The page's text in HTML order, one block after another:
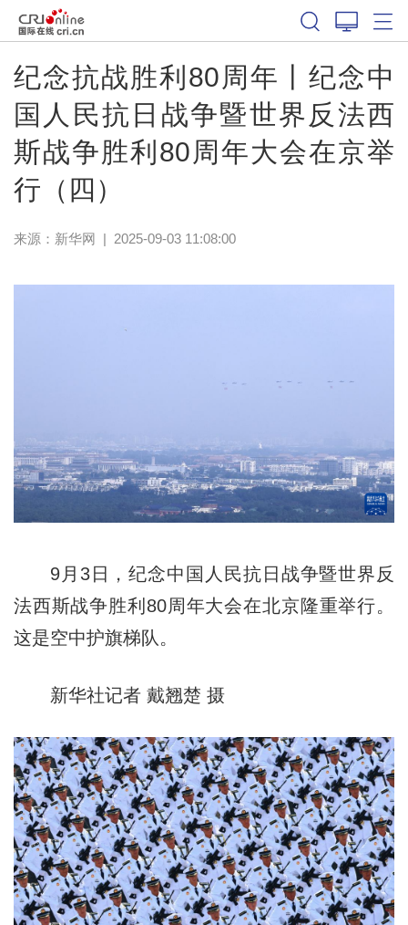
纪念抗战胜利80周年丨纪念中
国人民抗日战争暨世界反法西
斯战争胜利80周年大会在京举
行（四）
来源： 新华网 | 2025-09-03 11:08:00
9月3日，纪念中国人民抗日战争暨世界反
法西斯战争胜利80周年大会在北京隆重举行。
这是空中护旗梯队。
新华社记者 戴翘楚 摄